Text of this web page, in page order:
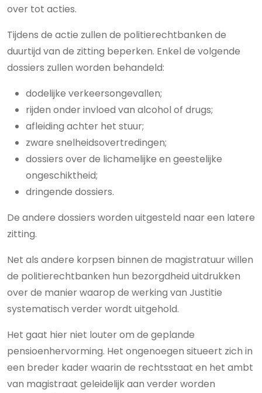
over tot acties.
Tijdens de actie zullen de politierechtbanken de
duurtijd van de zitting beperken. Enkel de volgende
dossiers zullen worden behandeld:
dodelijke verkeersongevallen;
rijden onder invloed van alcohol of drugs;
afleiding achter het stuur;
zware snelheidsovertredingen;
dossiers over de lichamelijke en geestelijke
ongeschiktheid;
dringende dossiers.
De andere dossiers worden uitgesteld naar een latere
zitting.
Net als andere korpsen binnen de magistratuur willen
de politierechtbanken hun bezorgdheid uitdrukken
over de manier waarop de werking van Justitie
systematisch verder wordt uitgehold.
Het gaat hier niet louter om de geplande
pensioenhervorming. Het ongenoegen situeert zich in
een breder kader waarin de rechtsstaat en het ambt
van magistraat geleidelijk aan verder worden